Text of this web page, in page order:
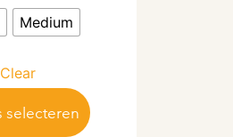
Medium
Clear
selecteren